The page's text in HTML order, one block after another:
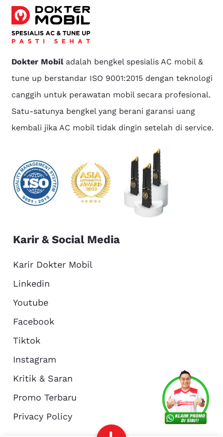
About Us
Reservasi Article
Dokter Mobiladalah bengkel spesialis AC mobil &
tune up berstandar ISO 9001:2015 dengan teknologi
canggih untuk perawatan mobil secara profesional.
Satu-satunya bengkel yang berani garansi uang
kembali jika AC mobil tidak dingin setelah di service.
Karir & Social Media
Karir Dokter Mobil
Linkedin
Youtube
Facebook
Tiktok
Instagram
Kritik & Saran
Promo Terbaru
Privacy Policy